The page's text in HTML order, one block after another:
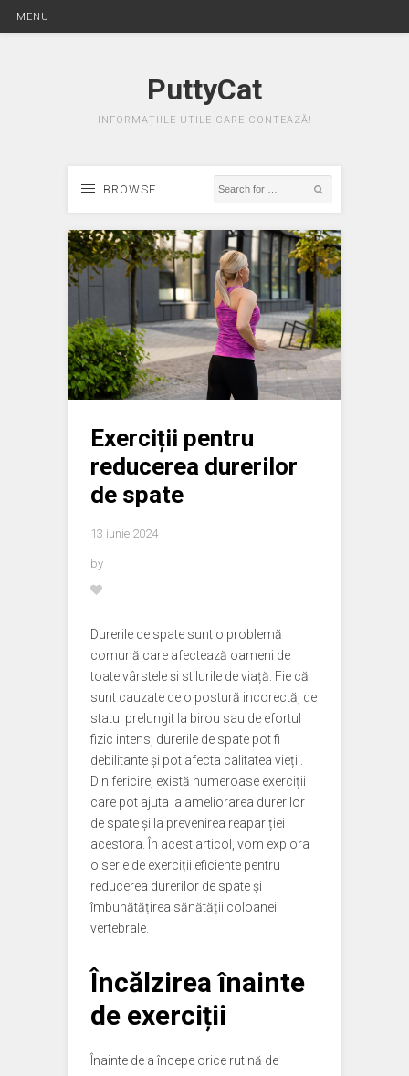
MENU
PuttyCat
INFORMAȚIILE UTILE CARE CONTEAZĂ!
BROWSE
Exerciții pentru
reducerea durerilor
de spate
13 iunie 2024
by
Durerile de spate sunt o problemă
comună care afectează oameni de
toate vârstele și stilurile de viață. Fie că
sunt cauzate de o postură incorectă, de
statul prelungit la birou sau de efortul
fizic intens, durerile de spate pot fi
debilitante și pot afecta calitatea vieții.
Din fericire, există numeroase exerciții
care pot ajuta la ameliorarea durerilor
de spate și la prevenirea reapariției
acestora. În acest articol, vom explora
o serie de exerciții eficiente pentru
reducerea durerilor de spate și
îmbunătățirea sănătății coloanei
vertebrale.
Încălzirea înainte
de exerciții
Înainte de a începe orice rutină de